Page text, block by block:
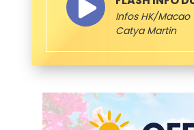
Infos HK/Macao
Catya Martin